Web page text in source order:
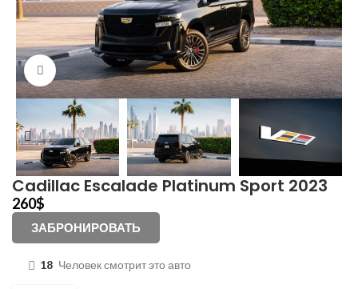
Click to enlarge
Cadillac Escalade Platinum Sport 2023
260$
ЗАБРОНИРОВАТЬ
18 Человек смотрит это авто